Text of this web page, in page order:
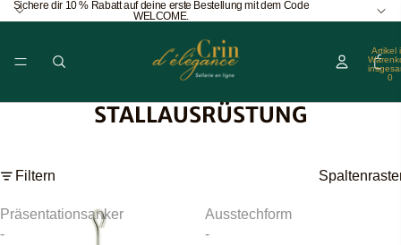
Sichere dir 10 % Rabatt auf deine erste Bestellung mit dem Code
WELCOME.
Artikel
0
STALLAUSRÜSTUNG
Filtern
Präsentationsanker
-
Ausstechform
-